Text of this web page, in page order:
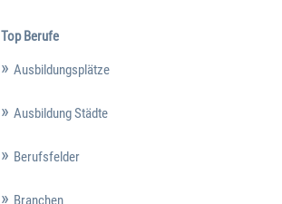
Top Berufe
Ausbildungsplätze
Ausbildung Städte
Berufsfelder